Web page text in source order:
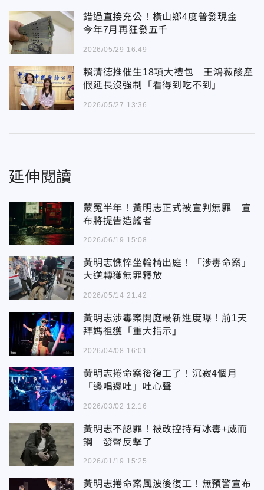
錯過直接充公！橫山鄉4度普發現金
今年7月再狂發五千
2026/05/29 16:49
賴清德推催生18項大禮包 王鴻薇酸產
假延長沒強制「看得到吃不到」
2026/05/27 13:36
延伸閱讀
蒙冤半年！黃明志正式被宣判無罪 宣
布將提告造謠者
2026/06/19 15:08
黃明志憔悴坐輪椅出庭！「涉毒命案」
大逆轉獲無罪釋放
2026/05/14 21:42
黃明志涉毒案開庭最新進度曝！前1天
拜媽祖獲「重大指示」
2026/04/08 16:01
黃明志捲命案後復工了！沉寂4個月
「邊唱邊吐」吐心聲
2026/03/02 12:16
黃明志不認罪！被改控持有冰毒+威而
鋼 發聲反擊了
2026/01/19 15:25
黃明志捲命案風波後復工！無預警宣布